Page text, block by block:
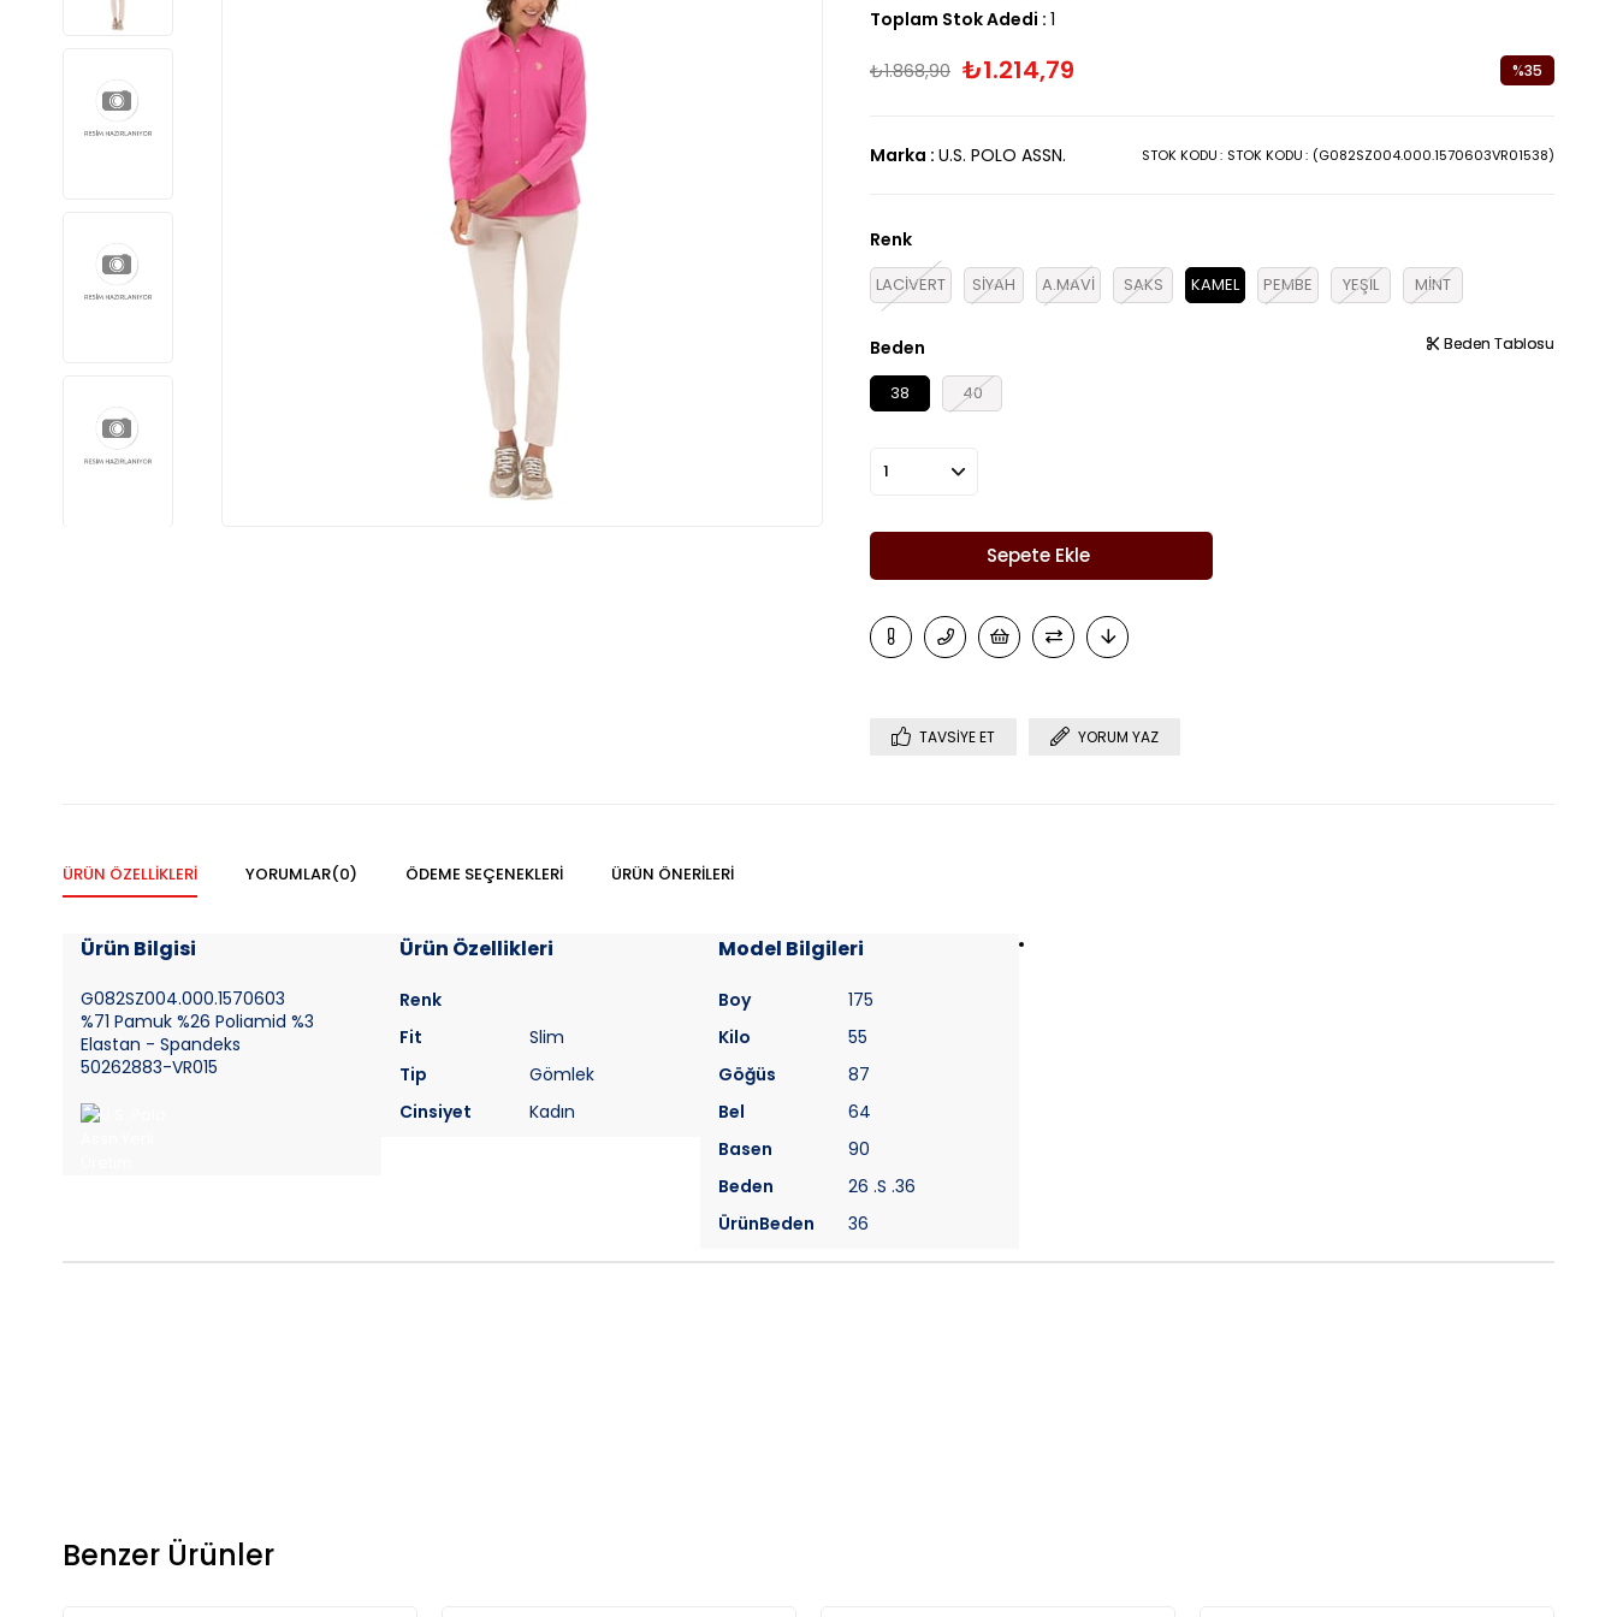
Toplam Stok Adedi : 1
₺1.868,90 ₺1.214,79 %35
(G082SZ004.000.1570603VR01538)
STOK KODU STOK KODU
Marka : U.S. POLO ASSN.
Renk
LACİVERT SİYAH A.MAVİ SAKS KAMEL PEMBE YEŞİL MİNT
Beden
38 40
Beden Tablosu
Beden Tablosu
TAVSIYE ET YORUM YAZ
ÜRÜN ÖZELLIKLERI YORUMLAR(0) ÖDEME SEÇENEKLERI ÜRÜN ÖNERILERI
Ürün Bilgisi
G082SZ004.000.1570603
%71 Pamuk %26 Poliamid %3
Elastan - Spandeks
50262883-VR015
Ürün Özellikleri
Renk
Fit
Slim
Tip
Gömlek
Cinsiyet
Kadın
Model Bilgileri
Boy
175
Kilo
55
Göğüs
87
Bel
64
Basen
90
Beden
26 .S .36
ÜrünBeden
36
Benzer Ürünler